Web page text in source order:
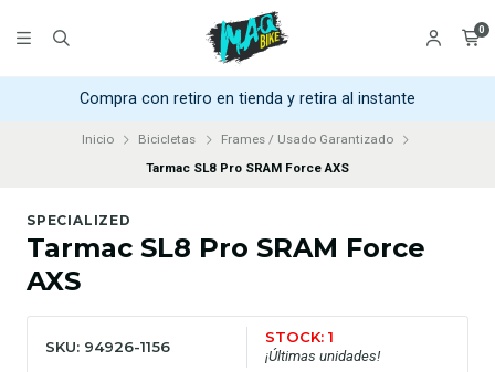
0
Compra con retiro en tienda y retira al instante
Inicio Bicicletas
Frames / Usado Garantizado
Tarmac SL8 Pro SRAM Force AXS
SPECIALIZED
Tarmac SL8 Pro SRAM Force
AXS
SKU: 94926-1156
STOCK: 1
¡Últimas unidades!